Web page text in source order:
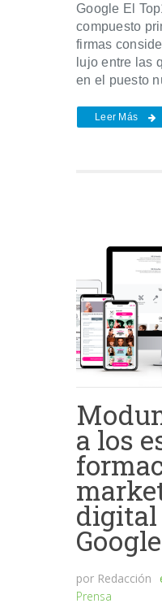
Google El
compuesto
firmas
lujo entre las
en el puesto
Leer Más
a los
digital
por Redacción
Prensa